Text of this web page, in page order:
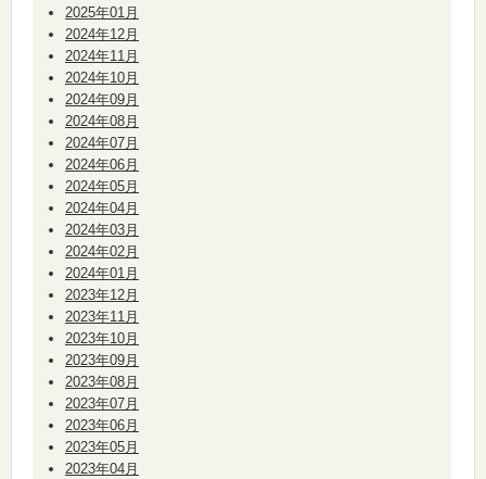
2025年01月
2024年12月
2024年11月
2024年10月
2024年09月
2024年08月
2024年07月
2024年06月
2024年05月
2024年04月
2024年03月
2024年02月
2024年01月
2023年12月
2023年11月
2023年10月
2023年09月
2023年08月
2023年07月
2023年06月
2023年05月
2023年04月